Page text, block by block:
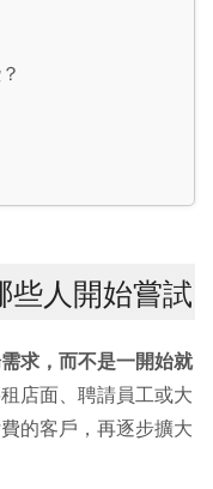
些人開始嘗試
求，而不是一開始就
店面、聘請員工或大
的客戶，再逐步擴大